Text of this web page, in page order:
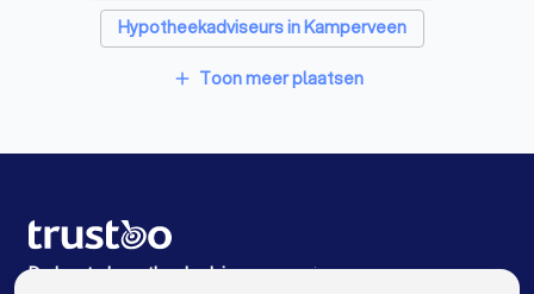
Hypotheekadviseurs in Kamperveen
Hypotheekadviseurs in Wezep
Hypotheekadviseurs in Dronten
add Toon meer plaatsen
De beste hypotheekadviseurs voor jou